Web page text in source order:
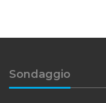
Sondaggio